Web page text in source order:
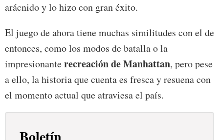
arácnido y lo hizo con gran éxito.
El juego de ahora tiene muchas similitudes con el de
entonces, como los modos de batalla o la
impresionanterecreación de Manhattan, pero pese
a ello, la historia que cuenta es fresca y resuena con
el momento actual que atraviesa el país.